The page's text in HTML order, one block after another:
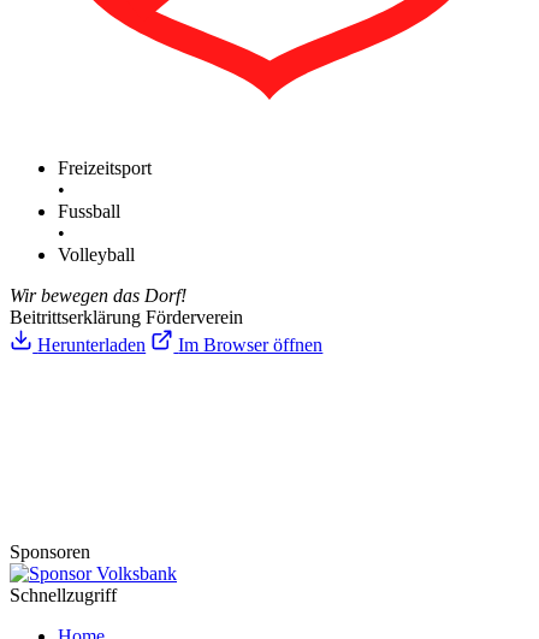
Freizeitsport
•
Fussball
•
Volleyball
Wir bewegen das Dorf!
Beitrittserklärung Förderverein
Herunterladen
Im Browser öffnen
Sponsoren
Schnellzugriff